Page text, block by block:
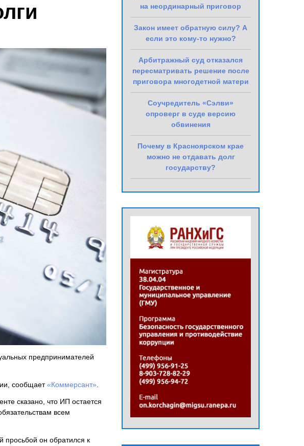
предпринимателей
сообщает«Коммерсант»
сказано, что ИП остается
всем
просьбой он обратился к
на неординарный приговор
Закон имеет обратную силу? А
если это кому-то нужно?
Арбитражный суд отказался
пересматривать решение после
приговора многодетной матери
Соучредитель «Сэлви»
опроверг в суде версию
обвинения
Почему в Красноярском крае
можно не отдавать долг
государству?